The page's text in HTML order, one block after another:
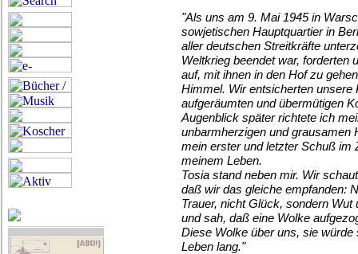
"Als uns am 9. Mai 1945 in
sowjetischen Hauptquartier in
aller deutschen Streitkräfte
Weltkrieg beendet war, forderten
auf, mit ihnen in den Hof zu
Himmel. Wir entsicherten
aufgeräumten und übermütigen
Augenblick später richtete ich
unbarmherzigen und grausamen
mein erster und letzter Schuß im
meinem Leben.
Tosia stand neben mir. Wir
daß wir das gleiche empfanden:
Trauer, nicht Glück, sondern
und sah, daß eine Wolke
Diese Wolke über uns, sie
Leben lang."